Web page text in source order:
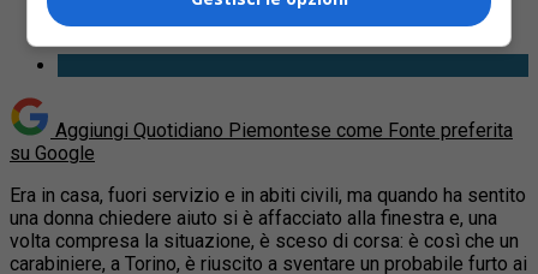
Aggiungi Quotidiano Piemontese come Fonte preferita
su Google
Era in casa, fuori servizio e in abiti civili, ma quando ha sentito
una donna chiedere aiuto si è affacciato alla finestra e, una
volta compresa la situazione, è sceso di corsa: è così che un
carabiniere, a Torino, è riuscito a sventare un probabile furto ai